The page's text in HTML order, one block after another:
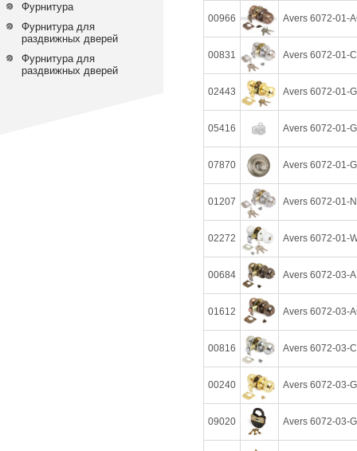
Фурнитура
Фурнитура для
раздвижных дверей
Фурнитура для
раздвижных дверей
00966 Avers 6072-01-
00831 Avers 6072-01-
02443 Avers 6072-01-
05416 Avers 6072-01-
07870 Avers 6072-01-
01207 Avers 6072-01-
02272 Avers 6072-01-
00684 Avers 6072-03-
01612 Avers 6072-03-
00816 Avers 6072-03-
00240 Avers 6072-03-
09020 Avers 6072-03-